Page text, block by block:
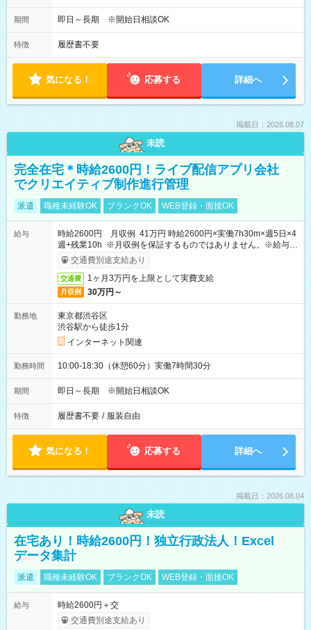
期間 即日～長期 ※開始日相談OK
特徴 履歴書不要
気になる！ 応募する 詳細へ
掲載日：2026.08.07
未読
完全在宅＊時給2600円！ライブ配信アプリ会社
でクリエイティブ制作進行管理
派遣 職種未経験OK ブランクOK WEB登録・面接OK
給与
時給2600円 月収例 41万円 時給2600円×実働7h30m×週5日×4
週+残業10h ※月収例を保証するものではありません。※給与即
受取りサービス利用可（利用条件有）
交通費別途支給あり
交通費 1ヶ月3万円を上限として実費支給
月収例 30万円～
勤務地
東京都渋谷区
渋谷駅から徒歩1分
インターネット関連
勤務時間 10:00-18:30（休憩60分）実働7時間30分
期間 即日～長期 ※開始日相談OK
特徴 履歴書不要 / 服装自由
気になる！ 応募する 詳細へ
掲載日：2026.08.04
未読
在宅あり！時給2600円！独立行政法人！Excel
データ集計
派遣 職種未経験OK ブランクOK WEB登録・面接OK
給与
時給2600円＋交
交通費別途支給あり